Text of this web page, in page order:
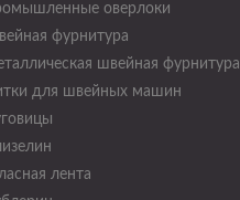
оверлоки
фурнитура
швейная фурнитура
для швейных машин
лента